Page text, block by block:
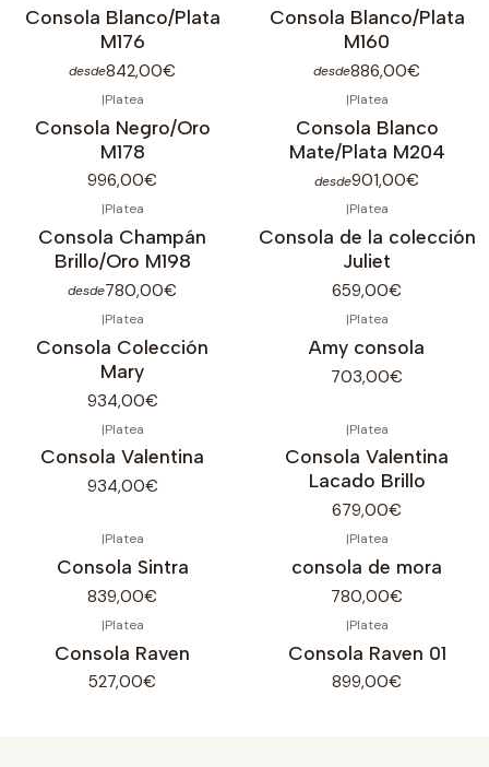
Consola Blanco/Plata
M176
desde842,00€
Consola Blanco/Plata
M160
desde886,00€
|Platea
Consola Negro/Oro
M178
996,00€
|Platea
Consola Blanco
Mate/Plata M204
desde901,00€
|Platea
Consola Champán
Brillo/Oro M198
desde780,00€
|Platea
Consola de la colección
Juliet
659,00€
|Platea
Consola Colección
Mary
934,00€
|Platea
Amy consola
703,00€
|Platea
Consola Valentina
934,00€
|Platea
Consola Valentina
Lacado Brillo
679,00€
|Platea
Consola Sintra
839,00€
|Platea
consola de mora
780,00€
|Platea
Consola Raven
527,00€
|Platea
Consola Raven 01
899,00€